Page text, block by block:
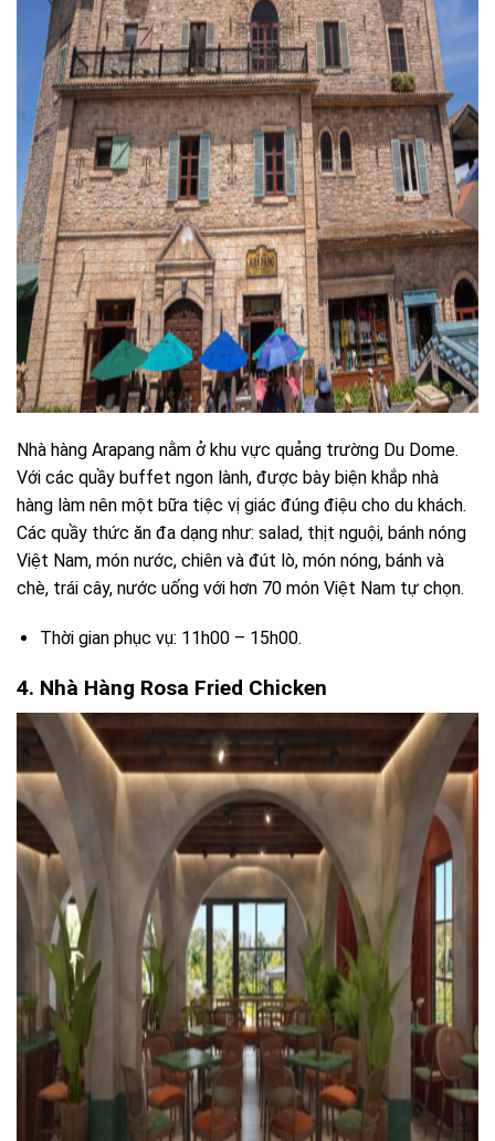
Nhà hàng Arapang nằm ở khu vực quảng trường Du Dome.
Với các quầy buffet ngon lành, được bày biện khắp nhà
hàng làm nên một bữa tiệc vị giác đúng điệu cho du khách.
Các quầy thức ăn đa dạng như: salad, thịt nguội, bánh nóng
Việt Nam, món nước, chiên và đút lò, món nóng, bánh và
chè, trái cây, nước uống với hơn 70 món Việt Nam tự chọn.
Thời gian phục vụ: 11h00 – 15h00.
4. Nhà Hàng Rosa Fried Chicken